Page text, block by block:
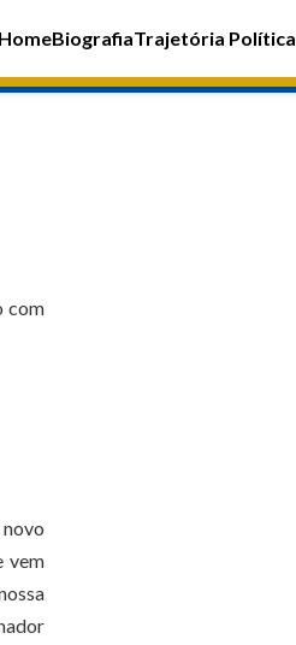
HomeBiografiaTrajetória Política
com
vem